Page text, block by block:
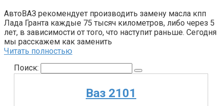
АвтоВАЗ рекомендует производить замену масла кпп
Лада Гранта каждые 75 тысяч километров, либо через 5
лет, в зависимости от того, что наступит раньше. Сегодня
мы расскажем как заменить
Читать полностью
Поиск:
Ваз 2101